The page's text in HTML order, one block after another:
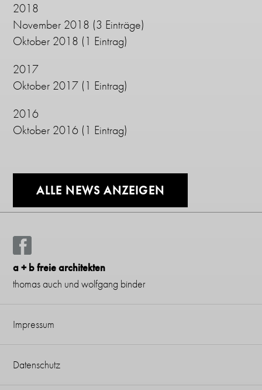
2018
November 2018 (3 Einträge)
Oktober 2018 (1 Eintrag)
2017
Oktober 2017 (1 Eintrag)
2016
Oktober 2016 (1 Eintrag)
ALLE NEWS ANZEIGEN
a + b freie architekten
thomas auch und wolfgang binder
Impressum
Datenschutz